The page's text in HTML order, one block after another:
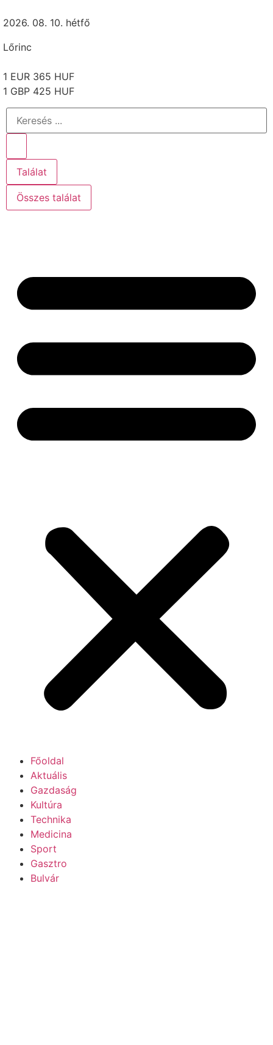
2026. 08. 10. hétfő
Lőrinc
1 EUR 365 HUF
1 GBP 425 HUF
Találat
Összes találat
Főoldal
Aktuális
Gazdaság
Kultúra
Technika
Medicina
Sport
Gasztro
Bulvár